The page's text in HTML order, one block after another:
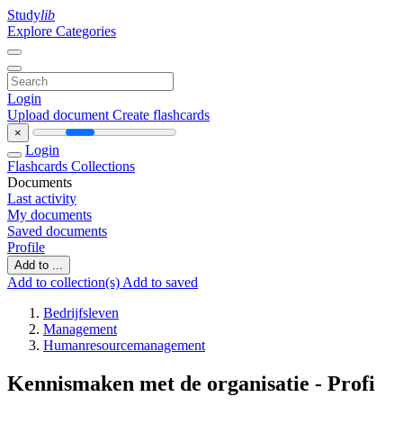
Studylib
Explore Categories
Login
Upload document Create flashcards
×
Login
Flashcards Collections
Documents
Last activity
My documents
Saved documents
Profile
Add to ...
Add to collection(s) Add to saved
Bedrijfsleven
Management
Humanresourcemanagement
Kennismaken met de organisatie - Profi